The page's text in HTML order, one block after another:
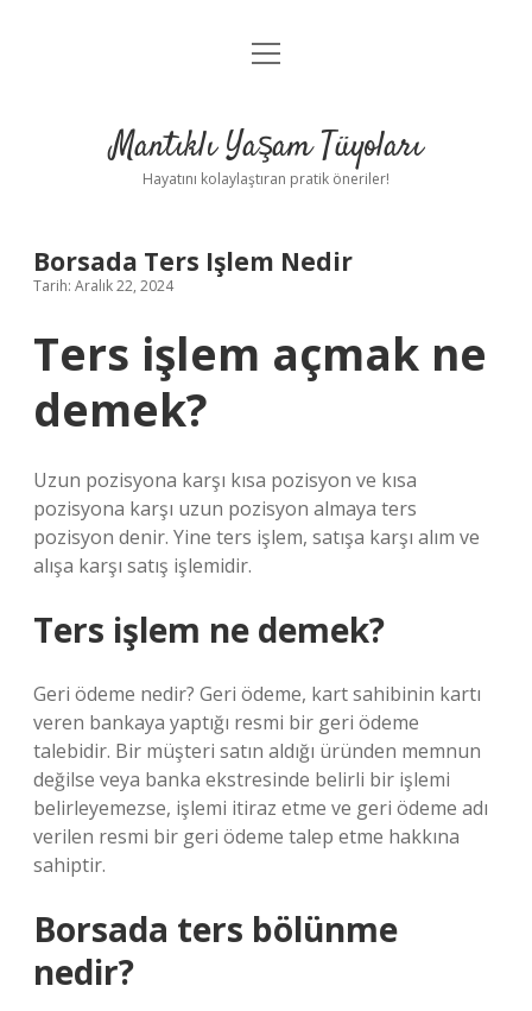
Anasayfa
Yasal Uyarı
menüyü
Mantıklı Yaşam Tüyoları
Hayatını kolaylaştıran pratik öneriler!
Borsada Ters Işlem Nedir
Tarih: Aralık 22, 2024
Ters işlem açmak ne
demek?
Uzun pozisyona karşı kısa pozisyon ve kısa
pozisyona karşı uzun pozisyon almaya ters
pozisyon denir. Yine ters işlem, satışa karşı alım ve
alışa karşı satış işlemidir.
Ters işlem ne demek?
Geri ödeme nedir? Geri ödeme, kart sahibinin kartı
veren bankaya yaptığı resmi bir geri ödeme
talebidir. Bir müşteri satın aldığı üründen memnun
değilse veya banka ekstresinde belirli bir işlemi
belirleyemezse, işlemi itiraz etme ve geri ödeme adı
verilen resmi bir geri ödeme talep etme hakkına
sahiptir.
Borsada ters bölünme
nedir?